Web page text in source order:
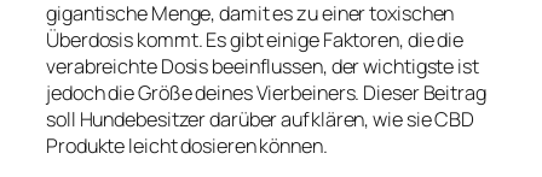
gigantische Menge, damit es zu einer toxischen
Überdosis kommt. Es gibt einige Faktoren, die die
verabreichte Dosis beeinflussen, der wichtigste ist
jedoch die Größe deines Vierbeiners. Dieser Beitrag
soll Hundebesitzer darüber aufklären, wie sie CBD
Produkte leicht dosieren können.